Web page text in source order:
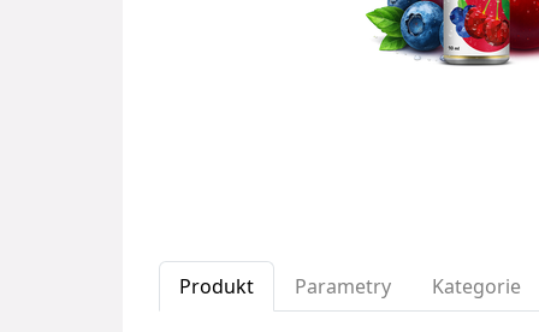
Produkt Parametry Kategorie